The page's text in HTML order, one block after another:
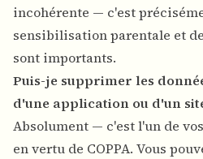
incohérente — c'est
sensibilisation parentale et
sont importants.
Puis-je supprimer les
d'une application ou d'un
Absolument — c'est l'un de
en vertu de COPPA. Vous